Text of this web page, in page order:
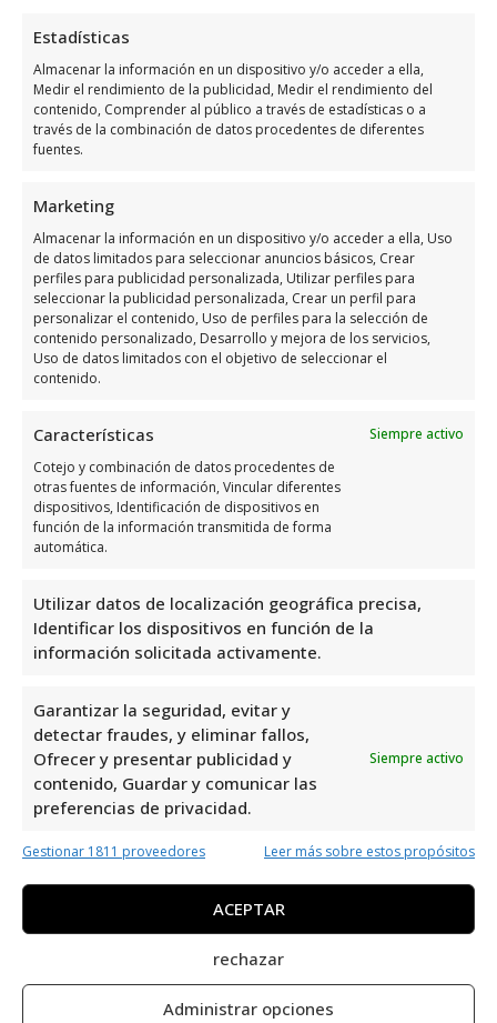
Estadísticas
Almacenar la información en un dispositivo y/o acceder a ella,
Medir el rendimiento de la publicidad, Medir el rendimiento del
contenido, Comprender al público a través de estadísticas o a
través de la combinación de datos procedentes de diferentes
fuentes.
Marketing
Almacenar la información en un dispositivo y/o acceder a ella, Uso
de datos limitados para seleccionar anuncios básicos, Crear
perfiles para publicidad personalizada, Utilizar perfiles para
seleccionar la publicidad personalizada, Crear un perfil para
personalizar el contenido, Uso de perfiles para la selección de
contenido personalizado, Desarrollo y mejora de los servicios,
Uso de datos limitados con el objetivo de seleccionar el
contenido.
Características
Siempre activo
Cotejo y combinación de datos procedentes de
otras fuentes de información, Vincular diferentes
dispositivos, Identificación de dispositivos en
función de la información transmitida de forma
automática.
Utilizar datos de localización geográfica precisa,
Identificar los dispositivos en función de la
información solicitada activamente.
Garantizar la seguridad, evitar y
detectar fraudes, y eliminar fallos,
Ofrecer y presentar publicidad y
contenido, Guardar y comunicar las
preferencias de privacidad.
Siempre activo
Gestionar 1811 proveedores Leer más sobre estos propósitos
ACEPTAR
rechazar
Administrar opciones
Horario de atención de ClíNica
Días Horario
Martes
9:00 a 13:00 – 14:00
a 18:00
Miércoles
9:00 a 13:00 – 14:00
a 18:00
Jueves
9:00 a 13:00 – 14:00
Viernes
Sábado
Cerrado
Domingo
Cerrado
Opiniones y datos extra
sobre ClíNica Palmera Beach
La Clínica Palmera Beach, ubicada en Mil
en el área de Clínicas Médicas. Con una
valoración de 4,2 basada en 19 reseñas,
demuestra su compromiso con la calidad y
el bienestar de sus pacientes. Su reputación
atención dedicada que brindan a cada
persona que acude a sus instalaciones. ¡Una
elección confiable para cuidar de tu salud!
Clínica Palmera Beach es uno de los mejores
especialistas en clínicas médicas en la